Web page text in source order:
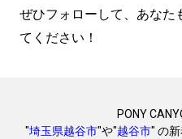
ぜひフォローして、あなた
てください！
PONY
"埼玉県越谷市"や"越谷市" の